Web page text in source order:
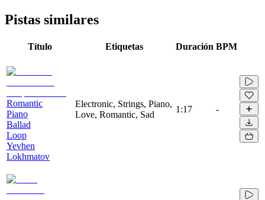
Pistas similares
Título Etiquetas Duración BPM
Romantic
Piano
Ballad
Loop
Yevhen
Lokhmatov
Electronic, Strings, Piano,
Love, Romantic, Sad
1:17 -